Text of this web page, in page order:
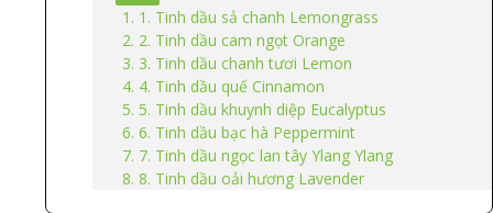
1. Tinh dầu sả chanh Lemongrass
2. Tinh dầu cam ngọt Orange
3. Tinh dầu chanh tươi Lemon
4. Tinh dầu quế Cinnamon
5. Tinh dầu khuynh diệp Eucalyptus
6. Tinh dầu bạc hà Peppermint
7. Tinh dầu ngọc lan tây Ylang Ylang
8. Tinh dầu oải hương Lavender